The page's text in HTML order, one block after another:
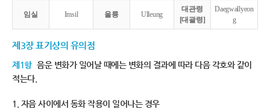
임실 Imsil 울릉 Ulleung
대관령
[대괄령]
Daegwallyeon
g
제3장 표기상의 유의점
제1항 음운 변화가 일어날 때에는 변화의 결과에 따라 다음 각호와 같이
적는다.
1. 자음 사이에서 동화 작용이 일어나는 경우